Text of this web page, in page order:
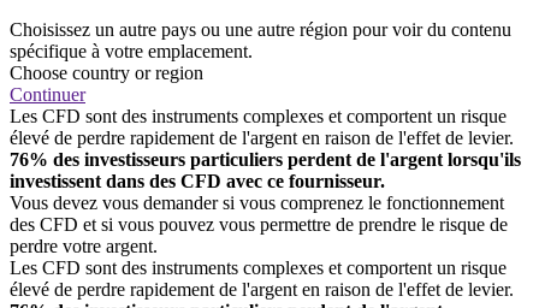
Choisissez un autre pays ou une autre région pour voir du contenu
spécifique à votre emplacement.
Choose country or region
Continuer
Les CFD sont des instruments complexes et comportent un risque
élevé de perdre rapidement de l'argent en raison de l'effet de levier.
76% des investisseurs particuliers perdent de l'argent lorsqu'ils
investissent dans des CFD avec ce fournisseur.
Vous devez vous demander si vous comprenez le fonctionnement
des CFD et si vous pouvez vous permettre de prendre le risque de
perdre votre argent.
Les CFD sont des instruments complexes et comportent un risque
élevé de perdre rapidement de l'argent en raison de l'effet de levier.